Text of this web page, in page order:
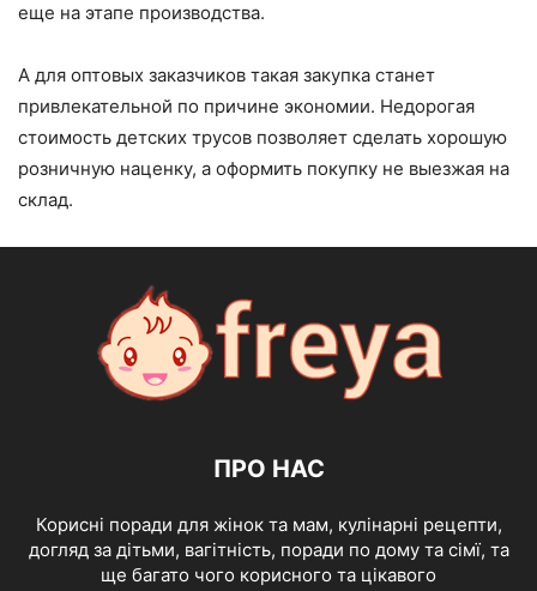
еще на этапе производства.
А для оптовых заказчиков такая закупка станет
привлекательной по причине экономии. Недорогая
стоимость детских трусов позволяет сделать хорошую
розничную наценку, а оформить покупку не выезжая на
склад.
ПРО НАС
Корисні поради для жінок та мам, кулінарні рецепти,
догляд за дітьми, вагітність, поради по дому та сімї, та
ще багато чого корисного та цікавого